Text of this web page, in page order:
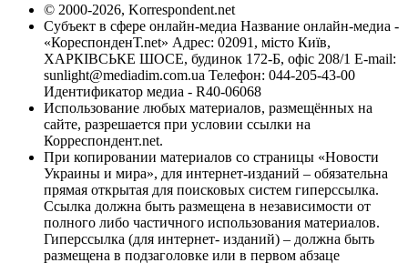
© 2000-2026, Korrespondent.net
Субъект в сфере онлайн-медиа Название онлайн-медиа -
«КореспонденТ.net» Адрес: 02091, місто Київ,
ХАРКІВСЬКЕ ШОСЕ, будинок 172-Б, офіс 208/1 E-mail:
sunlight@mediadim.com.ua Телефон: 044-205-43-00
Идентификатор медиа - R40-06068
Использование любых материалов, размещённых на
сайте, разрешается при условии ссылки на
Корреспондент.net.
При копировании материалов со страницы «Новости
Украины и мира», для интернет-изданий – обязательна
прямая открытая для поисковых систем гиперссылка.
Ссылка должна быть размещена в независимости от
полного либо частичного использования материалов.
Гиперссылка (для интернет- изданий) – должна быть
размещена в подзаголовке или в первом абзаце